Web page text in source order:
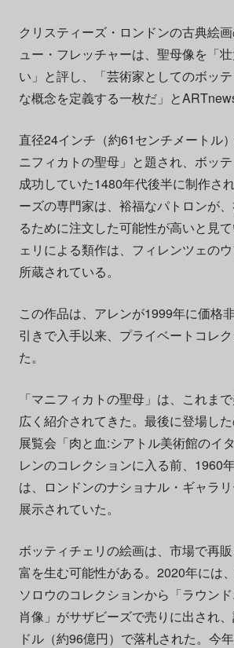
クリスティーズ・ロンドンの古典絵
ュー・フレッチャーは、聖母像を「
い」と評し、「芸術家としてのボッ
な概念を定義する一枚だ」と
直径24インチ（約61センチメートル
ニフィカトの聖母」と題され、ボッ
成功していた1480年代後半に制作さ
ーズの専門家は、裕福なパトロンが
るために注文した可能性が高いと見
ェリによる類作は、フィレンツェの
所蔵されている。
この作品は、アレンが1999年に価格
引きで入手以来、プライベートコレ
た。
「マニフィカトの聖母」は、これま
広く紹介されてきた。最後に登場し
展覧会「肉と血:シアトル美術館のイ
レンのコレクションに入る前、1960
は、ロンドンのナショナル・ギャラ
展示されていた。
ボッティチェリの絵画は、市場で再
富を生む可能性がある。2020年には
ソロウのコレクションから「ラウン
肖像」がサザビーズで売りに出され
ドル（約96億円）で落札された。今